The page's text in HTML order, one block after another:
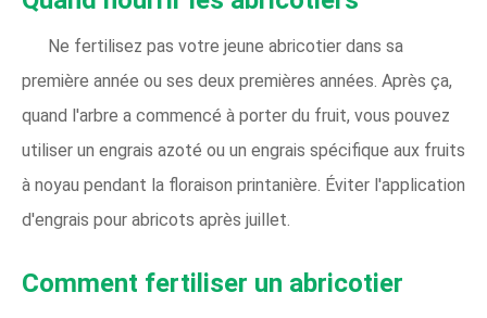
Ne fertilisez pas votre jeune abricotier dans sa
première année ou ses deux premières années. Après ça,
quand l'arbre a commencé à porter du fruit, vous pouvez
utiliser un engrais azoté ou un engrais spécifique aux fruits
à noyau pendant la floraison printanière. Éviter l'application
d'engrais pour abricots après juillet.
Comment fertiliser un abricotier